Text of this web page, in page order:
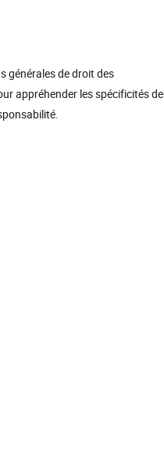
générales de droit des
appréhender les spécificités de